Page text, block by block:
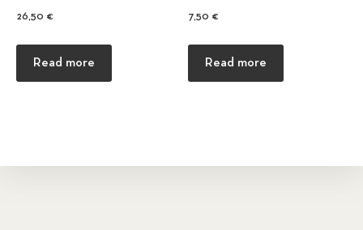
26,50 €
Read more
7,50 €
Read more